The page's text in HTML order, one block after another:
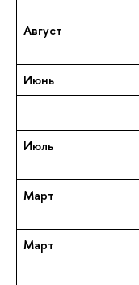
Август
Июнь
Июль
Март
Март